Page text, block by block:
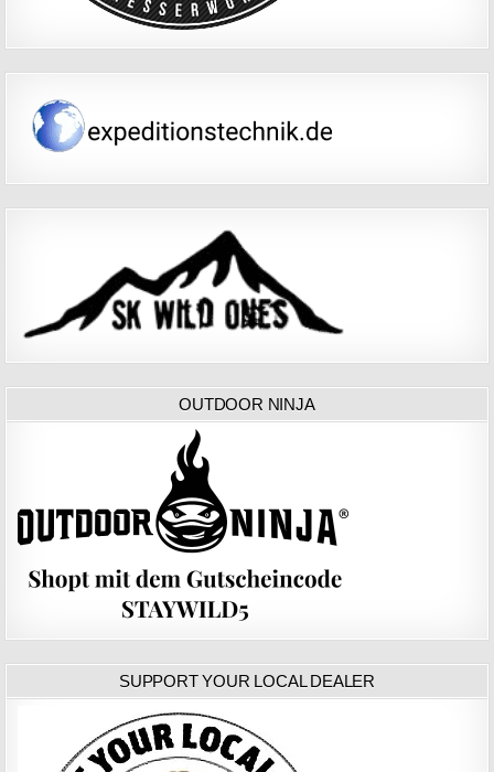
OUTDOOR NINJA
SUPPORT YOUR LOCAL DEALER